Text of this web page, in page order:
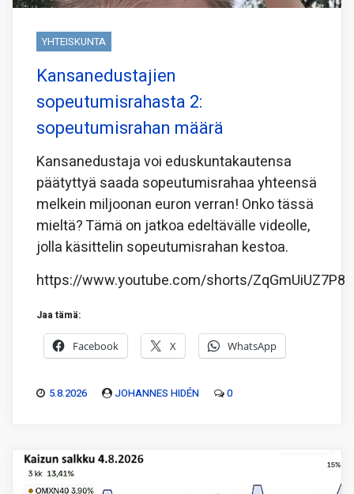
YHTEISKUNTA
Kansanedustajien
sopeutumisrahasta 2:
sopeutumisrahan määrä
Kansanedustaja voi eduskuntakautensa
päätyttyä saada sopeutumisrahaa yhteensä
melkein miljoonan euron verran! Onko tässä
mieltä? Tämä on jatkoa edeltävälle videolle,
jolla käsittelin sopeutumisrahan kestoa.
https://www.youtube.com/shorts/ZqGmUiUZ7P8
Jaa tämä:
Facebook X WhatsApp
5.8.2026 JOHANNES HIDÉN 0